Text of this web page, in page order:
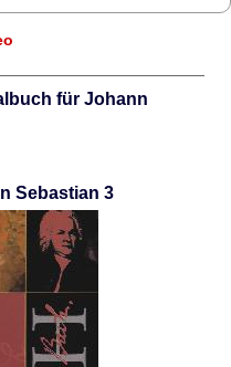
für Johann
Sebastian 3